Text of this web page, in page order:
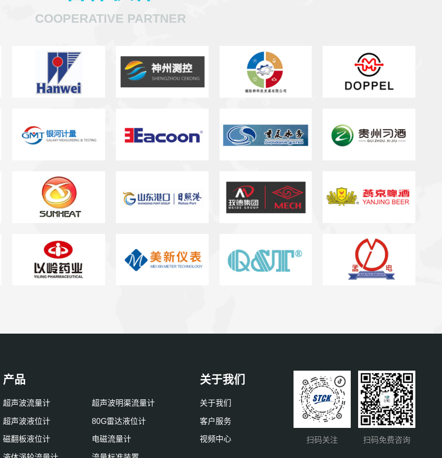
COOPERATIVE PARTNER
产品
超声波流量计 超声波明渠流量计
超声波液位计 80G雷达液位计
磁翻板液位计 电磁流量计
关于我们
关于我们
客户服务
视频中心 扫码关注 扫码免费咨询